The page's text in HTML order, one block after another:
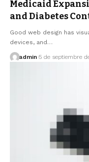
Medicaid
and Diabetes
Good web design has
devices, and…
admin 5 de septiembre